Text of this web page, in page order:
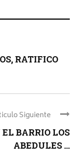
RATIFICO
Siguiente
BARRIO LOS
ABEDULES ...